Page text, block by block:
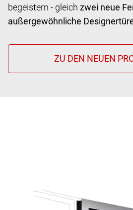
begeistern - gleich zwei neue
außergewöhnliche